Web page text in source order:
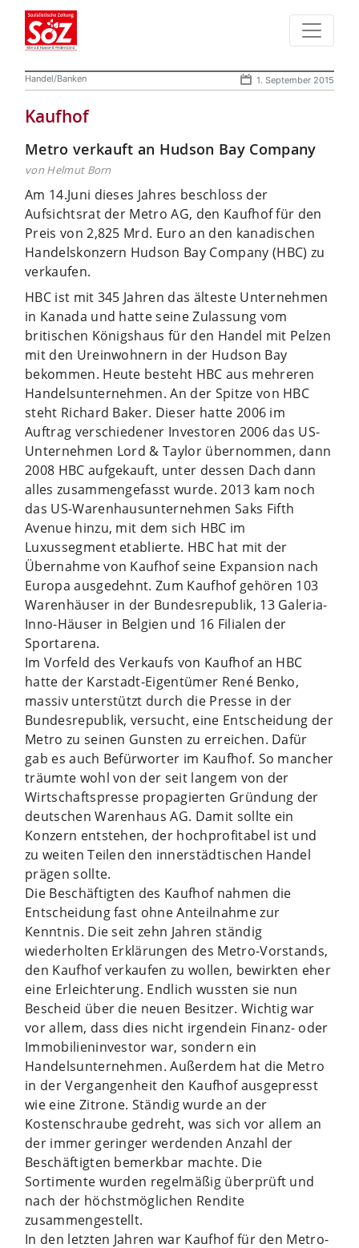
Handel/Banken 1. September 2015
Kaufhof
Metro verkauft an Hudson Bay Company
von Helmut Born
Am 14.Juni dieses Jahres beschloss der
Aufsichtsrat der Metro AG, den Kaufhof für den
Preis von 2,825 Mrd. Euro an den kanadischen
Handelskonzern Hudson Bay Company (HBC) zu
verkaufen.
HBC ist mit 345 Jahren das älteste Unternehmen
in Kanada und hatte seine Zulassung vom
britischen Königshaus für den Handel mit Pelzen
mit den Ureinwohnern in der Hudson Bay
bekommen. Heute besteht HBC aus mehreren
Handelsunternehmen. An der Spitze von HBC
steht Richard Baker. Dieser hatte 2006 im
Auftrag verschiedener Investoren 2006 das US-
Unternehmen Lord & Taylor übernommen, dann
2008 HBC aufgekauft, unter dessen Dach dann
alles zusammengefasst wurde. 2013 kam noch
das US-Warenhausunternehmen Saks Fifth
Avenue hinzu, mit dem sich HBC im
Luxussegment etablierte. HBC hat mit der
Übernahme von Kaufhof seine Expansion nach
Europa ausgedehnt. Zum Kaufhof gehören 103
Warenhäuser in der Bundesrepublik, 13 Galeria-
Inno-Häuser in Belgien und 16 Filialen der
Sportarena.
Im Vorfeld des Verkaufs von Kaufhof an HBC
hatte der Karstadt-Eigentümer René Benko,
massiv unterstützt durch die Presse in der
Bundesrepublik, versucht, eine Entscheidung der
Metro zu seinen Gunsten zu erreichen. Dafür
gab es auch Befürworter im Kaufhof. So mancher
träumte wohl von der seit langem von der
Wirtschaftspresse propagierten Gründung der
deutschen Warenhaus AG. Damit sollte ein
Konzern entstehen, der hochprofitabel ist und
zu weiten Teilen den innerstädtischen Handel
prägen sollte.
Die Beschäftigten des Kaufhof nahmen die
Entscheidung fast ohne Anteilnahme zur
Kenntnis. Die seit zehn Jahren ständig
wiederholten Erklärungen des Metro-Vorstands,
den Kaufhof verkaufen zu wollen, bewirkten eher
eine Erleichterung. Endlich wussten sie nun
Bescheid über die neuen Besitzer. Wichtig war
vor allem, dass dies nicht irgendein Finanz- oder
Immobilieninvestor war, sondern ein
Handelsunternehmen. Außerdem hat die Metro
in der Vergangenheit den Kaufhof ausgepresst
wie eine Zitrone. Ständig wurde an der
Kostenschraube gedreht, was sich vor allem an
der immer geringer werdenden Anzahl der
Beschäftigten bemerkbar machte. Die
Sortimente wurden regelmäßig überprüft und
nach der höchstmöglichen Rendite
zusammengestellt.
In den letzten Jahren war Kaufhof für den Metro-